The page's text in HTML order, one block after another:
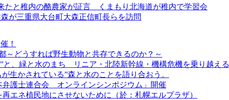
たと稚内の酪農家が証言 くまもり北海道が稚内で学習会
が三重県大台町大森正信町長らを訪問
！
～どうすれば野生動物と共存できるのか？～
、緑と水のまち リニア・北陸新幹線・機構危機を乗り越える
生かされている”森と水のことを語り合おう。
弁護士連合会 オンラインシンポジウム」開催
エネ植民地にさせないために（於：札幌エルプラザ）